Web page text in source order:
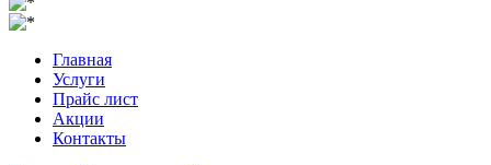
Главная
Услуги
Прайс лист
Акции
Контакты